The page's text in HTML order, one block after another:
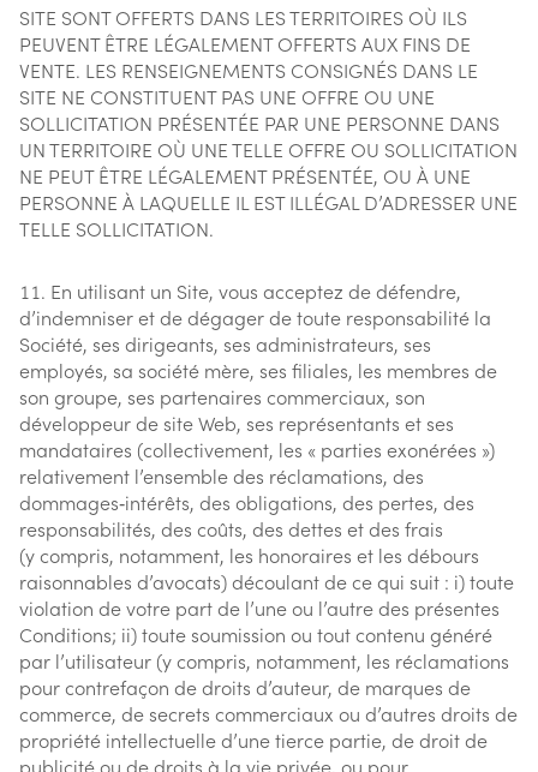
SITE SONT OFFERTS DANS LES TERRITOIRES OÙ ILS
PEUVENT ÊTRE LÉGALEMENT OFFERTS AUX FINS DE
VENTE. LES RENSEIGNEMENTS CONSIGNÉS DANS LE
SITE NE CONSTITUENT PAS UNE OFFRE OU UNE
SOLLICITATION PRÉSENTÉE PAR UNE PERSONNE DANS
UN TERRITOIRE OÙ UNE TELLE OFFRE OU SOLLICITATION
NE PEUT ÊTRE LÉGALEMENT PRÉSENTÉE, OU À UNE
PERSONNE À LAQUELLE IL EST ILLÉGAL D’ADRESSER UNE
TELLE SOLLICITATION.
En utilisant un Site, vous acceptez de défendre,
d’indemniser et de dégager de toute responsabilité la
Société, ses dirigeants, ses administrateurs, ses
employés, sa société mère, ses filiales, les membres de
son groupe, ses partenaires commerciaux, son
développeur de site Web, ses représentants et ses
mandataires (collectivement, les « parties exonérées »)
relativement l’ensemble des réclamations, des
dommages‑intérêts, des obligations, des pertes, des
responsabilités, des coûts, des dettes et des frais
(y compris, notamment, les honoraires et les débours
raisonnables d’avocats) découlant de ce qui suit : i) toute
violation de votre part de l’une ou l’autre des présentes
Conditions; ii) toute soumission ou tout contenu généré
par l’utilisateur (y compris, notamment, les réclamations
pour contrefaçon de droits d’auteur, de marques de
commerce, de secrets commerciaux ou d’autres droits de
propriété intellectuelle d’une tierce partie, de droit de
publicité ou de droits à la vie privée, ou pour